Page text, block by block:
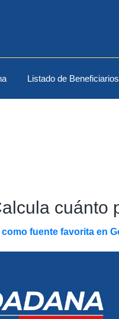
Listado de Beneficiarios
cuánto
fuente favorita en